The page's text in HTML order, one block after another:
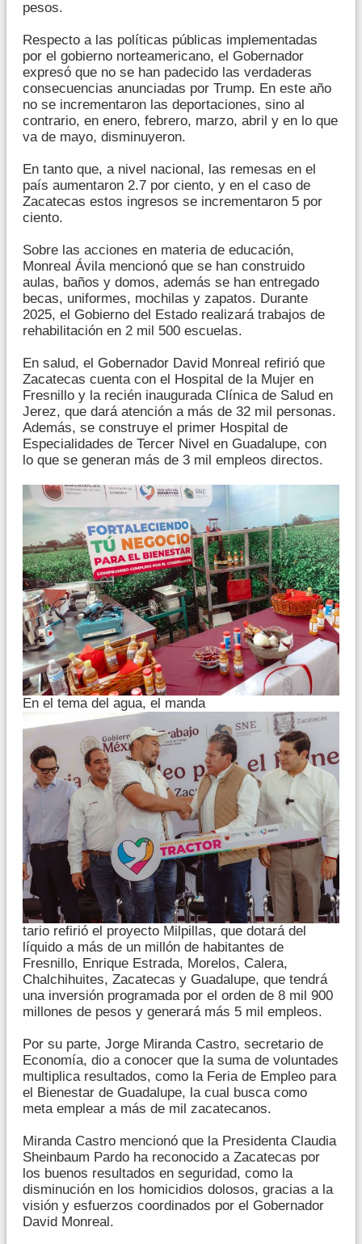
pesos.
Respecto a las políticas públicas implementadas
por el gobierno norteamericano, el Gobernador
expresó que no se han padecido las verdaderas
consecuencias anunciadas por Trump. En este año
no se incrementaron las deportaciones, sino al
contrario, en enero, febrero, marzo, abril y en lo que
va de mayo, disminuyeron.
En tanto que, a nivel nacional, las remesas en el
país aumentaron 2.7 por ciento, y en el caso de
Zacatecas estos ingresos se incrementaron 5 por
ciento.
Sobre las acciones en materia de educación,
Monreal Ávila mencionó que se han construido
aulas, baños y domos, además se han entregado
becas, uniformes, mochilas y zapatos. Durante
2025, el Gobierno del Estado realizará trabajos de
rehabilitación en 2 mil 500 escuelas.
En salud, el Gobernador David Monreal refirió que
Zacatecas cuenta con el Hospital de la Mujer en
Fresnillo y la recién inaugurada Clínica de Salud en
Jerez, que dará atención a más de 32 mil personas.
Además, se construye el primer Hospital de
Especialidades de Tercer Nivel en Guadalupe, con
lo que se generan más de 3 mil empleos directos.
En el tema del agua, el manda
tario refirió el proyecto Milpillas, que dotará del
líquido a más de un millón de habitantes de
Fresnillo, Enrique Estrada, Morelos, Calera,
Chalchihuites, Zacatecas y Guadalupe, que tendrá
una inversión programada por el orden de 8 mil 900
millones de pesos y generará más 5 mil empleos.
Por su parte, Jorge Miranda Castro, secretario de
Economía, dio a conocer que la suma de voluntades
multiplica resultados, como la Feria de Empleo para
el Bienestar de Guadalupe, la cual busca como
meta emplear a más de mil zacatecanos.
Miranda Castro mencionó que la Presidenta Claudia
Sheinbaum Pardo ha reconocido a Zacatecas por
los buenos resultados en seguridad, como la
disminución en los homicidios dolosos, gracias a la
visión y esfuerzos coordinados por el Gobernador
David Monreal.